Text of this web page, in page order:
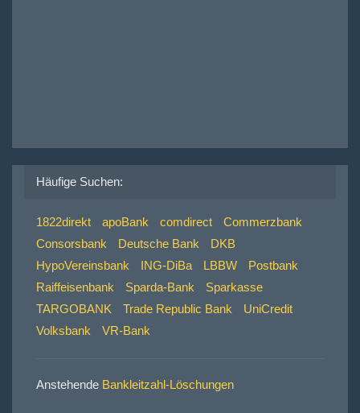
Häufige Suchen:
1822direkt apoBank comdirect
Commerzbank
Consorsbank
Deutsche Bank
DKB
HypoVereinsbank
ING-DiBa LBBW
Postbank
Raiffeisenbank
Sparda-Bank
Sparkasse
TARGOBANK
Trade Republic Bank
UniCredit
Volksbank
VR-Bank
Anstehende Bankleitzahl-Löschungen